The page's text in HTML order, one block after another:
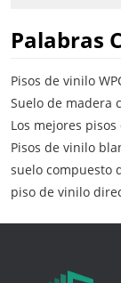
Palabras
Pisos de vinilo
Suelo de madera
Los mejores
Pisos de vinilo
suelo compuesto
piso de vinilo